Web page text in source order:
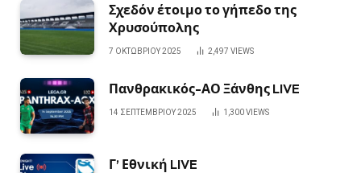
Σχεδόν έτοιμο το γήπεδο της
Χρυσούπολης
7 ΟΚΤΩΒΡΊΟΥ 2025 2,497 VIEWS
Πανθρακικός-ΑΟ Ξάνθης LIVE
14 ΣΕΠΤΕΜΒΡΊΟΥ 2025 1,300VIEWS
Γ’ Εθνική LIVE